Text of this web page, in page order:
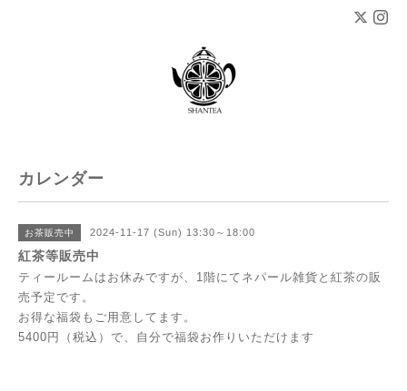
カレンダー
お茶販売中 2024-11-17 (Sun) 13:30～18:00
紅茶等販売中
ティールームはお休みですが、1階にてネパール雑貨と紅茶の販
売予定です。
お得な福袋もご用意してます。
5400円（税込）で、自分で福袋お作りいただけます